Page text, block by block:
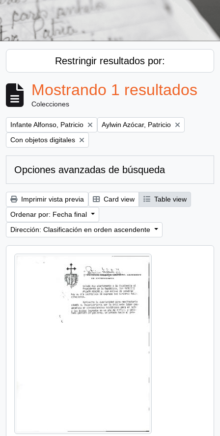
Restringir resultados por:
Mostrando 1 resultados
Colecciones
Remove filter:
Infante Alfonso, Patricio Remove filter:
Aylwin Azócar, Patricio
Remove filter:
Con objetos digitales
Opciones avanzadas de búsqueda
Imprimir vista previa Card view
Table view
Ordenar por: Fecha final
Dirección: Clasificación en orden ascendente